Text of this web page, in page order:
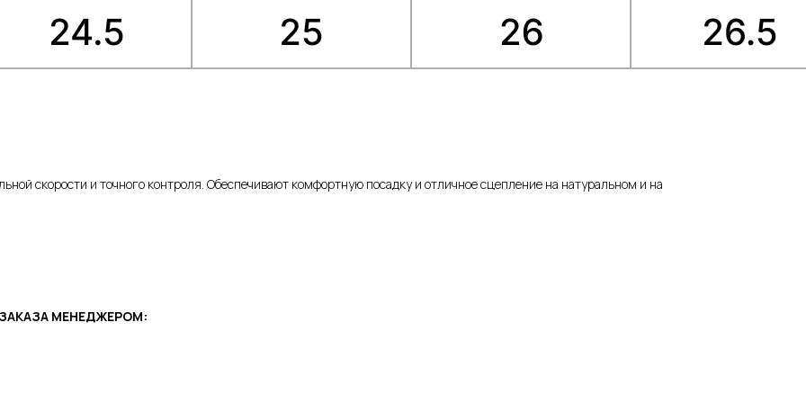
скорости и точного контроля. Обеспечивают комфортную посадку и отличное сцепление на натуральном и на
МЕНЕДЖЕРОМ: